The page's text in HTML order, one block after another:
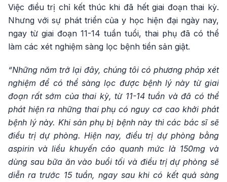
Việc điều trị chỉ kết thúc khi đã hết giai đoạn thai kỳ.
Nhưng với sự phát triển của y học hiện đại ngày nay,
ngay từ giai đoạn 11-14 tuần tuổi, thai phụ đã có thể
làm các xét nghiệm sàng lọc bệnh tiền sản giật.
“Những năm trở lại đây, chúng tôi có phương pháp xét
nghiệm để có thể sàng lọc được bệnh lý này từ giai
đoạn rất sớm của thai kỳ, từ 11-14 tuần và đã có thể
phát hiện ra những thai phụ có nguy cơ cao khởi phát
bệnh lý này. Khi sản phụ bị bệnh này thì các bác sĩ sẽ
điều trị dự phòng. Hiện nay, điều trị dự phòng bằng
aspirin và liều khuyến cáo quanh mức là 150mg và
dùng sau bữa ăn vào buổi tối và điều trị dự phòng sẽ
diễn ra trước 15 tuần, ngay sau khi có kết quả sàng